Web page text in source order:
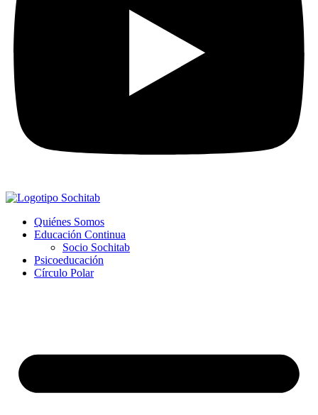
Quiénes Somos
Educación Continua
Socio Sochitab
Psicoeducación
Círculo Polar